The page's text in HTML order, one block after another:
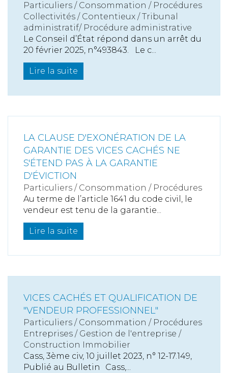
Particuliers / Consommation / Procédures
Collectivités / Contentieux / Tribunal
administratif/ Procédure administrative
Le Conseil d’État répond dans un arrêt du
20 février 2025, n°493843. Le c...
Lire la suite
LA CLAUSE D'EXONÉRATION DE LA
GARANTIE DES VICES CACHÉS NE
S'ÉTEND PAS À LA GARANTIE
D'ÉVICTION
Particuliers / Consommation / Procédures
Au terme de l’article 1641 du code civil, le
vendeur est tenu de la garantie...
Lire la suite
VICES CACHÉS ET QUALIFICATION DE
"VENDEUR PROFESSIONNEL"
Particuliers / Consommation / Procédures
Entreprises / Gestion de l'entreprise /
Construction Immobilier
Cass, 3ème civ, 10 juillet 2023, n° 12-17.149,
Publié au Bulletin Cass,...